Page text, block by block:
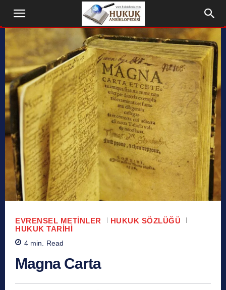
EVRENSEL METINLER
HUKUK SÖZLÜĞÜ
HUKUK TARIHI
4 min. Read
Magna Carta